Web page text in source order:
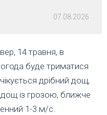
07.08.2026
14 травня, в
буде триматися
дрібний дощ,
із грозою, ближче
1-3 м/с.